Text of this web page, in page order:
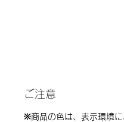
ご注意
※商品の色は、表示環境